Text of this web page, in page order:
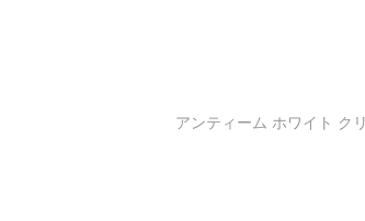
アンティーム ホワイト ク